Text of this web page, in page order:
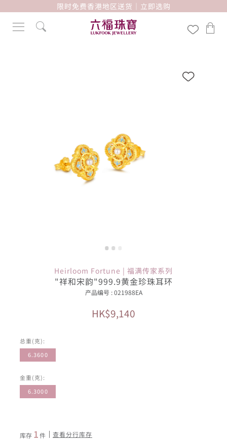
限时免费香港地区送货｜立即选购
Heirloom Fortune | 福满传家系列
"祥和宋韵"999.9黄金珍珠耳环
产品编号 : 021988EA
HK$9,140
总重(克):
6.3600
金重(克):
6.3000
库存 1件 查看分行库存